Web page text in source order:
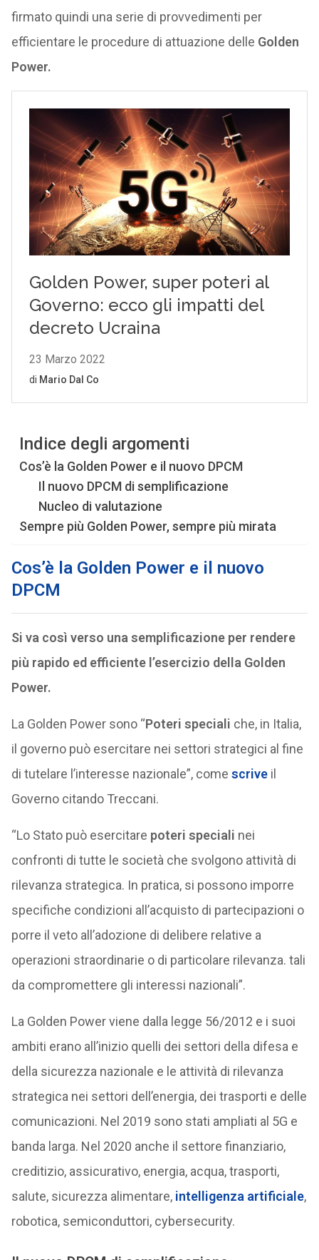
firmato quindi una serie di provvedimenti per
efficientare le procedure di attuazione delle Golden
Power.
Indice degli argomenti
Cos’è la Golden Power e il nuovo DPCM
Il nuovo DPCM di semplificazione
Nucleo di valutazione
Sempre più Golden Power, sempre più mirata
Cos’è la Golden Power e il nuovo
DPCM
Si va così verso una semplificazione per rendere
più rapido ed efficiente l’esercizio della Golden
Power.
La Golden Power sono “Poteri speciali che, in Italia,
il governo può esercitare nei settori strategici al fine
di tutelare l’interesse nazionale”, come scriveil
Governo citando Treccani.
“Lo Stato può esercitare poteri speciali nei
confronti di tutte le società che svolgono attività di
rilevanza strategica. In pratica, si possono imporre
specifiche condizioni all’acquisto di partecipazioni o
porre il veto all’adozione di delibere relative a
operazioni straordinarie o di particolare rilevanza. tali
da compromettere gli interessi nazionali”.
La Golden Power viene dalla legge 56/2012 e i suoi
ambiti erano all’inizio quelli dei settori della difesa e
della sicurezza nazionale e le attività di rilevanza
strategica nei settori dell’energia, dei trasporti e delle
comunicazioni. Nel 2019 sono stati ampliati al 5G e
banda larga. Nel 2020 anche il settore finanziario,
creditizio, assicurativo, energia, acqua, trasporti,
salute, sicurezza alimentare, intelligenza artificiale,
robotica, semiconduttori, cybersecurity.